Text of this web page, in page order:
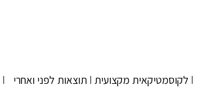
לקוסמטיקאית מקצועית תוצאות לפני ואחרי